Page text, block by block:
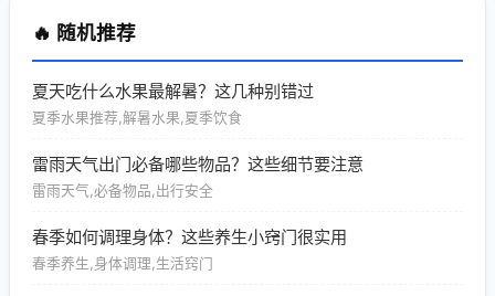
🔥 随机推荐
夏天吃什么水果最解暑？这几种别错过
夏季水果推荐,解暑水果,夏季饮食
雷雨天气出门必备哪些物品？这些细节要注意
雷雨天气,必备物品,出行安全
春季如何调理身体？这些养生小窍门很实用
春季养生,身体调理,生活窍门